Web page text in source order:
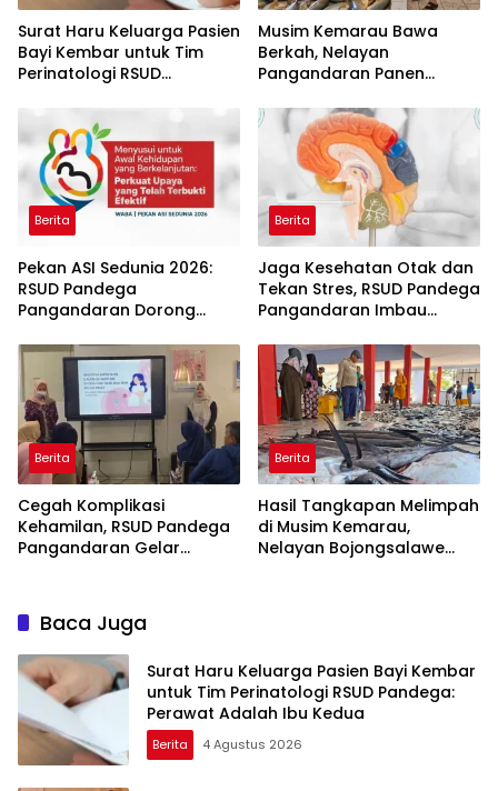
Surat Haru Keluarga Pasien
Bayi Kembar untuk Tim
Perinatologi RSUD
Ibu Kedua
Musim Kemarau Bawa
Berkah, Nelayan
Pangandaran Panen
TPI Tembus Rp14,7 Miliar
Berita
Pekan ASI Sedunia 2026:
RSUD Pandega
Pangandaran Dorong
Menyusui
Berita
Jaga Kesehatan Otak dan
Tekan Stres, RSUD Pandega
Pangandaran Imbau
Berita
Cegah Komplikasi
Kehamilan, RSUD Pandega
Pangandaran Gelar
Berita
Hasil Tangkapan Melimpah
di Musim Kemarau,
Nelayan Bojongsalawe
Baca Juga
Surat Haru Keluarga Pasien Bayi Kembar
untuk Tim Perinatologi RSUD Pandega:
Perawat Adalah Ibu Kedua
Berita 4 Agustus 2026